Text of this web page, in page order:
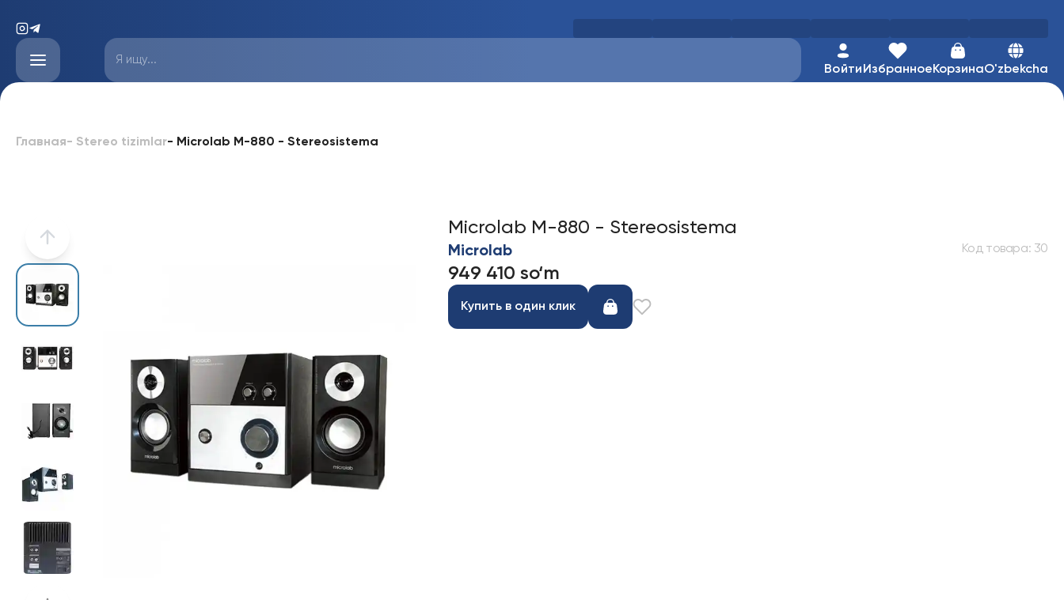
Войти ИзбранноеКорзинаO'zbekcha
Главная- Stereo tizimlar- Microlab M-880 - Stereosistema
Microlab M-880 - Stereosistema
Microlab Код товара: 30
949 410 so‘m
Купить в один клик